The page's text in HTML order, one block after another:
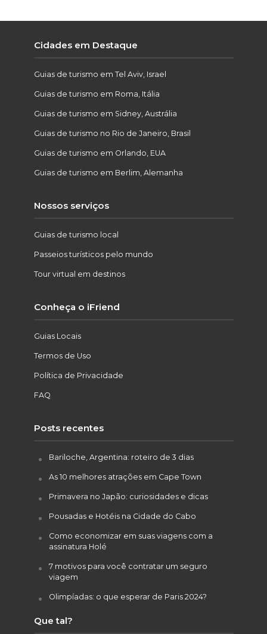
Cidades em Destaque
Guias de turismo em Tel Aviv, Israel
Guias de turismo em Roma, Itália
Guias de turismo em Sidney, Austrália
Guias de turismo no Rio de Janeiro, Brasil
Guias de turismo em Orlando, EUA
Guias de turismo em Berlim, Alemanha
Nossos serviços
Guias de turismo local
Passeios turísticos pelo mundo
Tour virtual em destinos
Conheça o iFriend
Guias Locais
Termos de Uso
Política de Privacidade
FAQ
Posts recentes
Bariloche, Argentina: roteiro de 3 dias
As 10 melhores atrações em Cape Town
Primavera no Japão: curiosidades e dicas
Pousadas e Hotéis na Cidade do Cabo
Como economizar em suas viagens com a
assinatura Holé
7 motivos para você contratar um seguro
viagem
Olimpíadas: o que esperar de Paris 2024?
Que tal?